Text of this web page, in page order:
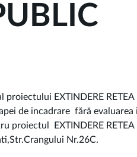
proiectului EXTINDERE
de incadrare fără
proiectul EXTINDERE
Nr.26C.